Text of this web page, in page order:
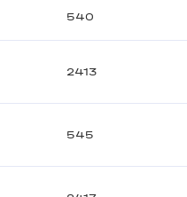
540
2413
545